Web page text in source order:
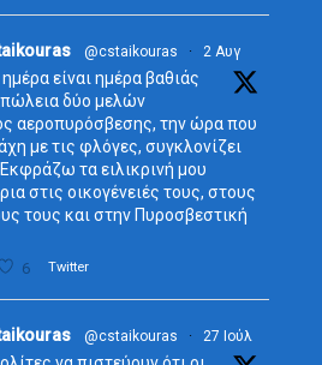
@cstaikouras · 2 Αυγ
είναι ημέρα βαθιάς
δύο μελών
αεροπυρόσβεσης, την ώρα που
με τις φλόγες, συγκλονίζει
τα ειλικρινή μου
στις οικογένειές τους, στους
τους και στην Πυροσβεστική
6 Twitter
@cstaikouras · 27 Ιούλ